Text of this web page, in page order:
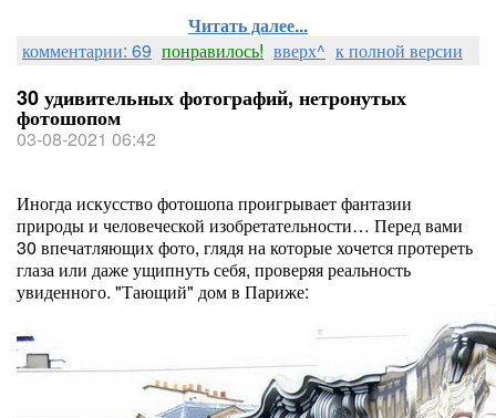
Читать далее...
комментарии: 69 понравилось! вверх^ к полной версии
30 удивительных фотографий, нетронутых
фотошопом
03-08-2021 06:42
Иногда искусство фотошопа проигрывает фантазии
природы и человеческой изобретательности… Перед вами
30 впечатляющих фото, глядя на которые хочется протереть
глаза или даже ущипнуть себя, проверяя реальность
увиденного. "Тающий" дом в Париже: